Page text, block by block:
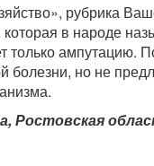
рубрика
в народе
только
болезни, но не
Ростовская